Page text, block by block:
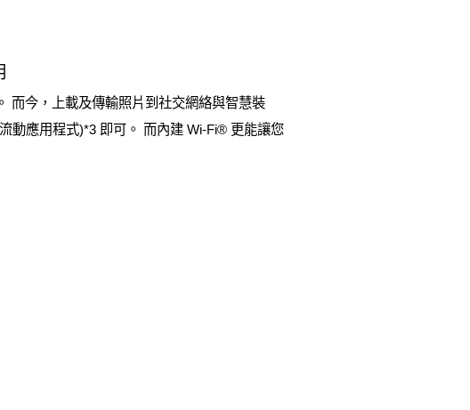
而今，上載及傳輸照片到社交網絡與智慧裝
動應用程式)*3 即可。 而內建 Wi-Fi® 更能讓您